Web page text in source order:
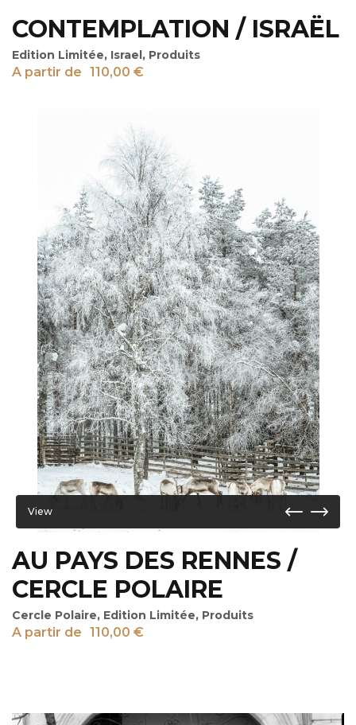
CONTEMPLATION / ISRAËL
Edition Limitée, Israel , Produits
A partir de 110,00 €
View
AU PAYS DES RENNES /
CERCLE POLAIRE
Cercle Polaire, Edition Limitée, Produits
A partir de 110,00 €